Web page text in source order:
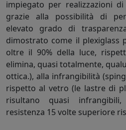
impiegato per realizzazioni
grazie alla possibilità di
elevato grado di
dimostrato come il plexiglass
oltre il 90% della luce,
elimina, quasi totalmente,
ottica.), alla infrangibilità
rispetto al vetro (le lastre di
risultano quasi
resistenza 15 volte superiore